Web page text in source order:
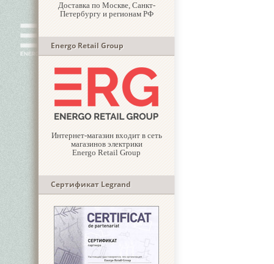
Доставка по Москве, Санкт-
Петербургу и регионам РФ
Energo Retail Group
Интернет-магазин входит в сеть
магазинов электрики
Energo Retail Group
Сертификат Legrand